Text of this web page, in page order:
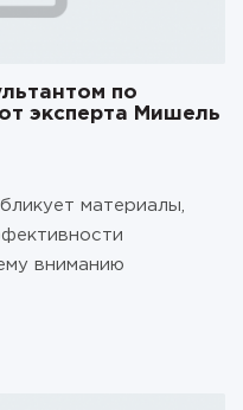
по
эксперта Мишель
материалы,
вниманию